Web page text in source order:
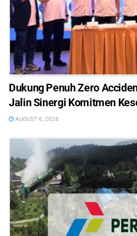
Dukung Penuh Zero
Jalin Sinergi Komitmen
AUGUST 6, 2026